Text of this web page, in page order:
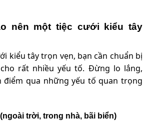
nên một tiệc cưới kiểu tây
kiểu tây trọn vẹn, bạn cần chuẩn bị
rất nhiều yếu tố. Đừng lo lắng,
điểm qua những yếu tố quan trọng
trời, trong nhà, bãi biển)